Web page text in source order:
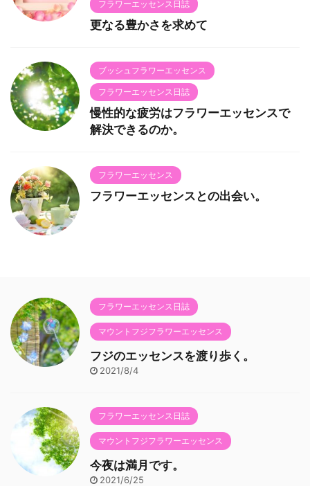
フラワーエッセンス日誌
更なる豊かさを求めて
ブッシュフラワーエッセンス
フラワーエッセンス日誌
慢性的な疲労はフラワーエッセンスで
解決できるのか。
フラワーエッセンス
フラワーエッセンスとの出会い。
フラワーエッセンス日誌
マウントフジフラワーエッセンス
フジのエッセンスを渡り歩く。
2021/8/4
フラワーエッセンス日誌
マウントフジフラワーエッセンス
今夜は満月です。
2021/6/25